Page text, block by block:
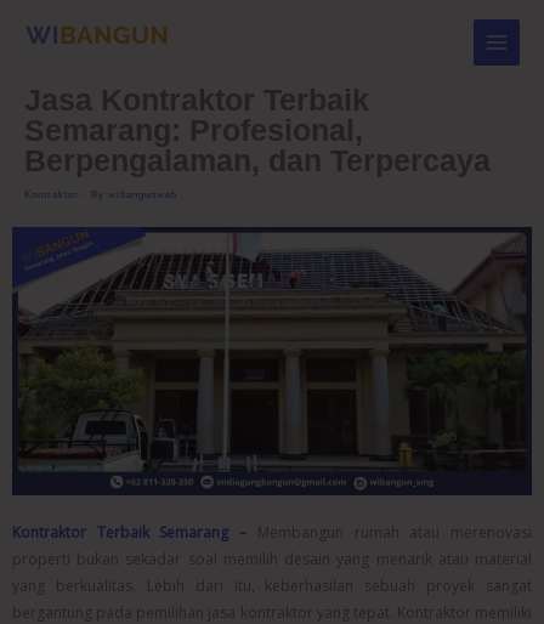
Jasa Kontraktor Terbaik
Semarang: Profesional,
Berpengalaman, dan Terpercaya
Kontraktor - By wibangunweb
Kontraktor Terbaik Semarang – Membangun rumah atau merenovasi
properti bukan sekadar soal memilih desain yang menarik atau material
yang berkualitas. Lebih dari itu, keberhasilan sebuah proyek sangat
bergantung pada pemilihan jasa kontraktor yang tepat. Kontraktor memiliki